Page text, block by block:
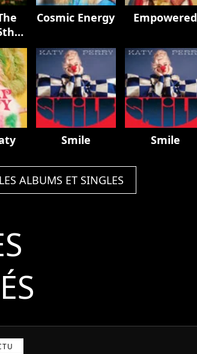
Cosmic Energy Empowered
Smile Smile
ALBUMS ET SINGLES